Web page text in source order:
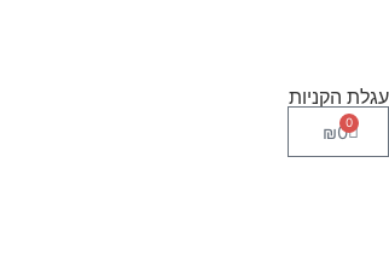
עגלת הקניות
₪00